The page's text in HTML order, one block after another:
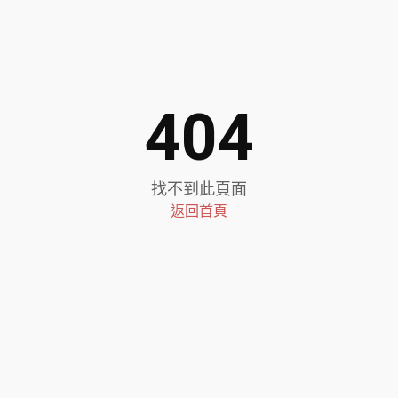
404
找不到此頁面
返回首頁